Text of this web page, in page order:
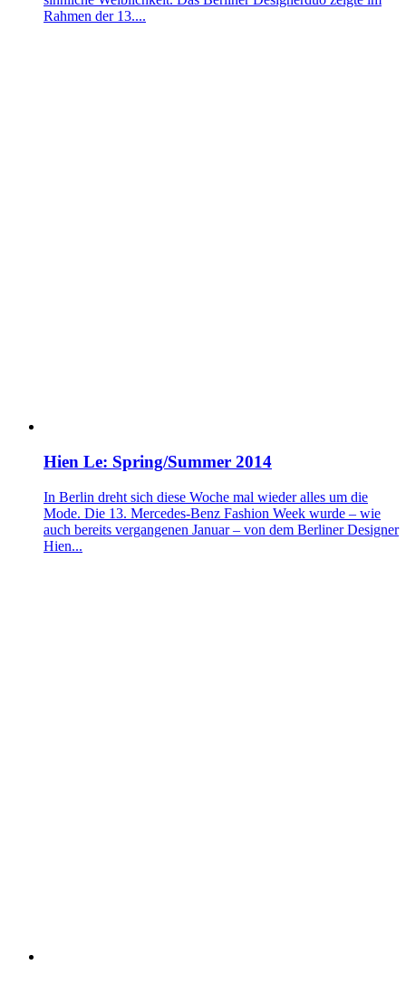
Rahmen der 13....
Hien Le: Spring/Summer 2014
In Berlin dreht sich diese Woche mal wieder alles um die
Mode. Die 13. Mercedes-Benz Fashion Week wurde – wie
auch bereits vergangenen Januar – von dem Berliner Designer
Hien...